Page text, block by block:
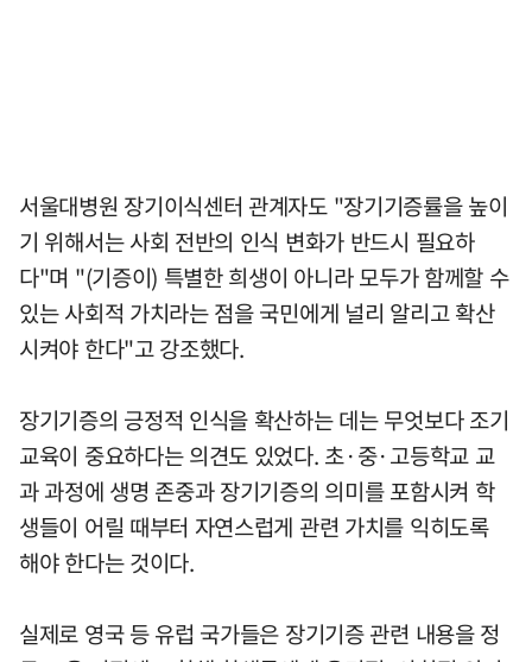
서울대병원 장기이식센터 관계자도 "장기기증률을 높이
기 위해서는 사회 전반의 인식 변화가 반드시 필요하
다"며 "(기증이) 특별한 희생이 아니라 모두가 함께할 수
있는 사회적 가치라는 점을 국민에게 널리 알리고 확산
시켜야 한다"고 강조했다.
장기기증의 긍정적 인식을 확산하는 데는 무엇보다 조기
교육이 중요하다는 의견도 있었다. 초·중·고등학교 교
과 과정에 생명 존중과 장기기증의 의미를 포함시켜 학
생들이 어릴 때부터 자연스럽게 관련 가치를 익히도록
해야 한다는 것이다.
실제로 영국 등 유럽 국가들은 장기기증 관련 내용을 정